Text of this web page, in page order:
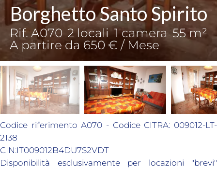
Borghetto Santo Spirito
Rif. A070 2 locali 1 camera 55 m²
A partire da 650 € / Mese
Codice riferimento A070 - Codice CITRA: 009012-LT-
2138
CIN:IT009012B4DU7S2VDT
Disponibilità esclusivamente per locazioni "brevi"